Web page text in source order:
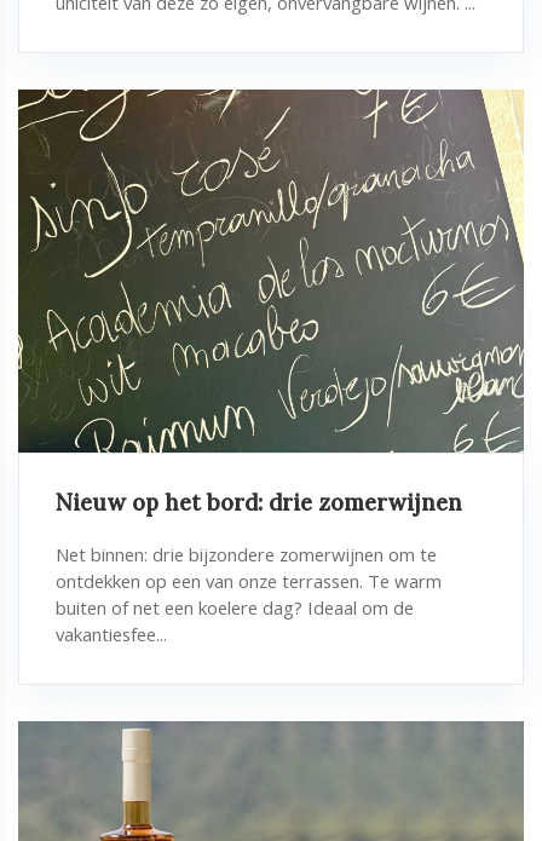
Nieuw op het bord: drie zomerwijnen
Net binnen: drie bijzondere zomerwijnen om te
ontdekken op een van onze terrassen. Te warm
buiten of net een koelere dag? Ideaal om de
vakantiesfee...